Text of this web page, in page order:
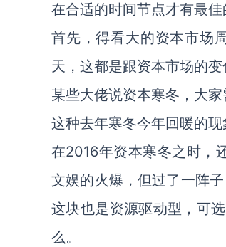
在合适的时间节点才有最
首先，得看大的资本市场
天，这都是跟资本市场的
某些大佬说资本寒冬，大
这种去年寒冬今年回暖的
在2016年资本寒冬之时，
文娱的火爆，但过了一阵
这块也是资源驱动型，可
么。